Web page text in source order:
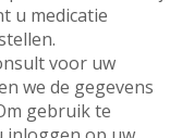
u medicatie
voor uw
we de gegevens
gebruik te